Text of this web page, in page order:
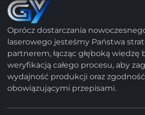
Oprócz dostarczania
laserowego jesteśmy Państwa
partnerem, łącząc głęboką wiedzę
weryfikacją całego procesu, aby
wydajność produkcji oraz
obowiązującymi przepisami.